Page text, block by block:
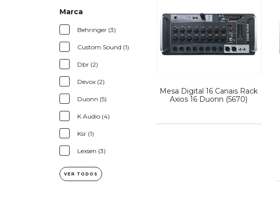
Marca
Behringer (3)
Custom Sound (1)
Dbr (2)
Devox (2)
Duonn (5)
K Audio (4)
Ksr (1)
Lexsen (3)
VER TODOS
Mesa Digital 16 Canais Rack
Axios 16 Duonn (5670)